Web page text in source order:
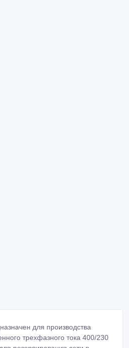
строительных и монтажных
управления.